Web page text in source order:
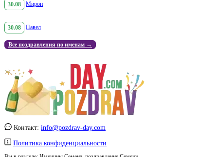
30.08 Мирон
30.08 Павел
Все поздравления по именам →
Контакт: info@pozdrav-day.com
Политика конфиденциальности